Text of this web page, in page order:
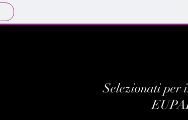
Selezionati per